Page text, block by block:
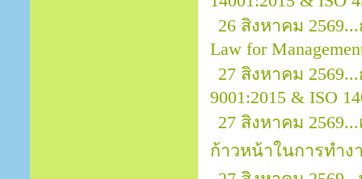
26 สิงหาคม
Law for
27 สิงหาคม
9001:2015 & ISO
27 สิงหาคม
ก้าวหน้าในการทำง